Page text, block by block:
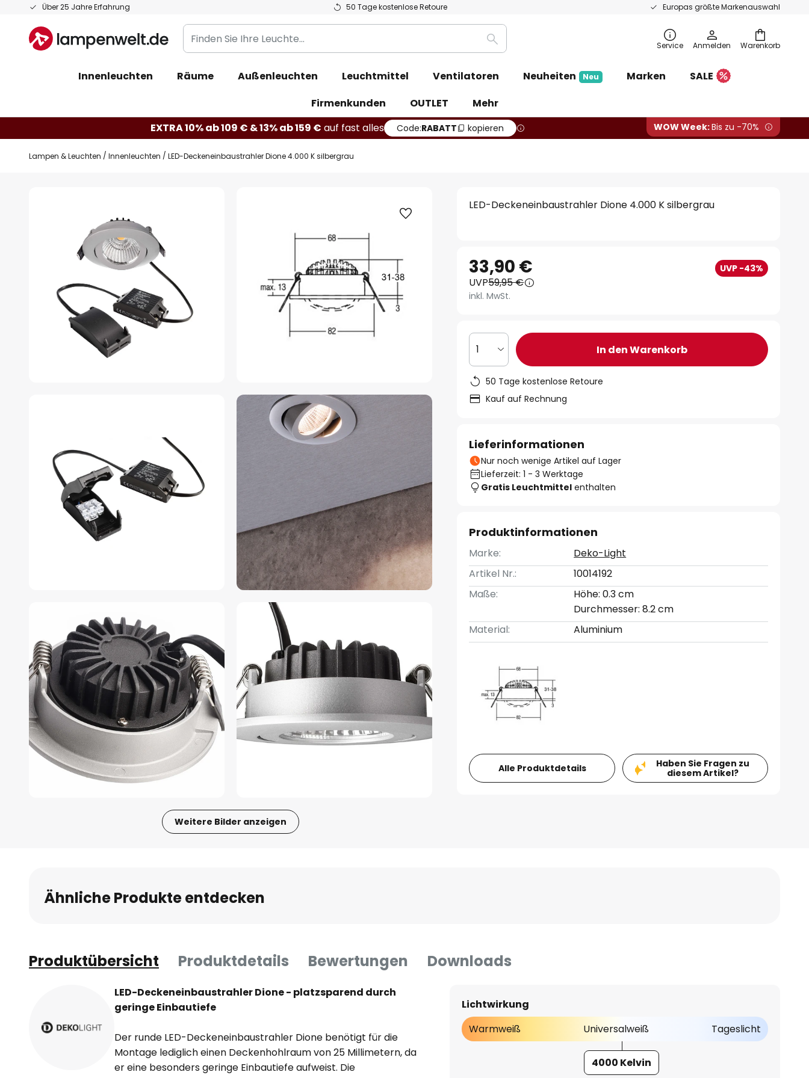
Über 25 Jahre Erfahrung 50 Tage kostenlose Retoure Europas größte Markenauswahl
Zum
springen
Warenkorb
Finden
Sie
Leuchte...
Suche Service Anmelden
Innenleuchten Räume Außenleuchten Leuchtmittel Ventilatoren Neuheiten Neu Marken
SALE
Firmenkunden
OUTLET
Mehr
EXTRA 10% ab 109 € & 13% ab 159 € auf fast alles Code:RABATT kopieren WOW Week:Bis zu -70%
Lampen & Leuchten Innenleuchten LED-Deckeneinbaustrahler Dione 4.000 K silbergrau
Weitere Bilder anzeigen
Bildgalerie
springen
LED-Deckeneinbaustrahler Dione 4.000 K silbergrau
33,90 € UVP -43%
UVP59,95 €
inkl. MwSt.
1 In den Warenkorb
50 Tage kostenlose Retoure
Kauf auf Rechnung
Lieferinformationen
Nur noch wenige Artikel auf Lager
Lieferzeit: 1 - 3 Werktage
Gratis Leuchtmittel enthalten
Produktinformationen
Marke:
Deko-Light
Artikel Nr.:
10014192
Maße:
Höhe: 0.3 cm
Durchmesser: 8.2 cm
Material:
Aluminium
Alle Produktdetails
Haben Sie Fragen zu
diesem Artikel?
Ähnliche Produkte entdecken
Produktübersicht Produktdetails Bewertungen Downloads
LED-Deckeneinbaustrahler Dione - platzsparend durch
geringe Einbautiefe
Der runde LED-Deckeneinbaustrahler Dione benötigt für die
Montage lediglich einen Deckenhohlraum von 25 Millimetern, da
er eine besonders geringe Einbautiefe aufweist. Die
Lichtwirkung
Warmweiß
Universalweiß Tageslicht
4000 Kelvin